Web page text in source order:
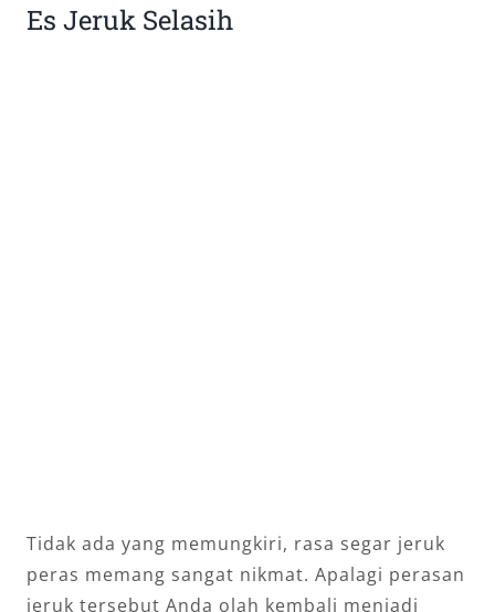
Es Jeruk Selasih
Tidak ada yang memungkiri, rasa segar jeruk
peras memang sangat nikmat. Apalagi perasan
jeruk tersebut Anda olah kembali menjadi